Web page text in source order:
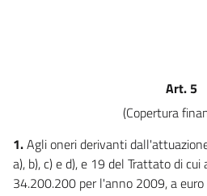
art. 11
art. 12
Art. 5
(Copertura
1.Agli oneri derivanti
a), b), c) e d), e 19 del Trattato di
34.200.200 per l'anno 2009, a